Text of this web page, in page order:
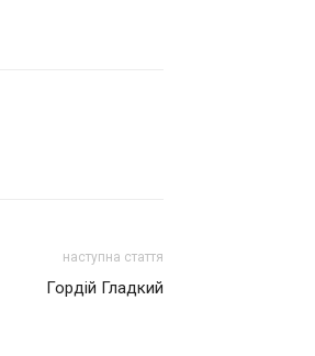
наступна стаття
Гордій Гладкий